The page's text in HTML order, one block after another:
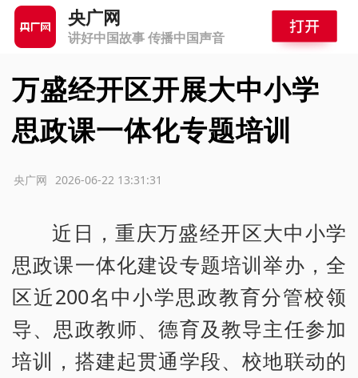
央广网
讲好中国故事 传播中国声音
万盛经开区开展大中小学
思政课一体化专题培训
2026-06-22 13:31:31
央广网
近日，重庆万盛经开区大中小学
思政课一体化建设专题培训举办，全
区近200名中小学思政教育分管校领
导、思政教师、德育及教导主任参加
培训，搭建起贯通学段、校地联动的